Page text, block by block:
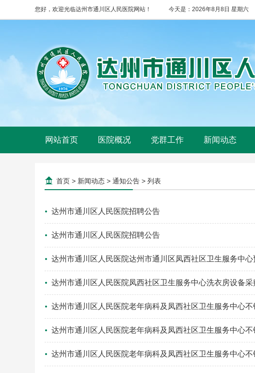
您好，欢迎光临达州市通川区人民医院网站！ 今天是： 2026年8月8日 星期六
网站首页 医院概况 党群工作 新闻动态
首页 > 新闻动态 > 通知公告 > 列表
达州市通川区人民医院招聘公告
达州市通川区人民医院招聘公告
达州市通川区人民医院达州市通川区凤西社区卫生服务中
果公告
达州市通川区人民医院凤西社区卫生服务中心洗衣房设备
达州市通川区人民医院老年病科及凤西社区卫生服务中心
达州市通川区人民医院老年病科及凤西社区卫生服务中心
达州市通川区人民医院老年病科及凤西社区卫生服务中心